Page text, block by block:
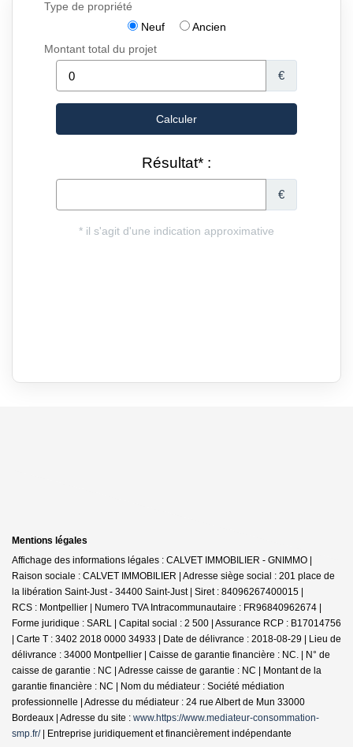
Mentions légales
Affichage des informations légales : CALVET IMMOBILIER - GNIMMO |
Raison sociale : CALVET IMMOBILIER | Adresse siège social : 201 place de
la libération Saint-Just - 34400 Saint-Just | Siret : 84096267400015 |
RCS : Montpellier | Numero TVA Intracommunautaire : FR96840962674 |
Forme juridique : SARL | Capital social : 2 500 | Assurance RCP : B17014756
| Carte T : 3402 2018 0000 34933 | Date de délivrance : 2018-08-29 | Lieu de
délivrance : 34000 Montpellier | Caisse de garantie financière : NC. | N° de
caisse de garantie : NC | Adresse caisse de garantie : NC | Montant de la
garantie financière : NC | Nom du médiateur : Société médiation
professionnelle | Adresse du médiateur : 24 rue Albert de Mun 33000
Bordeaux | Adresse du site : www.https://www.mediateur-consommation-
smp.fr/| Entreprise juridiquement et financièrement indépendante